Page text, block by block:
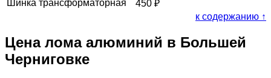
Шинка трансформаторная
450 ₽
к содержанию ↑
Цена лома алюминий в Большей
Черниговке